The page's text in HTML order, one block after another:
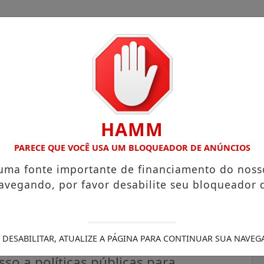
ATUAÇÃO VOLTADA AO MUNICÍPIO RECEITA FEDERAL
Integrada segue até
do Amapari
HAMM
PARECE QUE VOCÊ USA UM BLOQUEADOR DE ANÚNCIOS
fonte importante de financiamento do
por favor desabilite seu bloqueador
DESABILITAR, ATUALIZE A PÁGINA PARA CONTINUAR SUA